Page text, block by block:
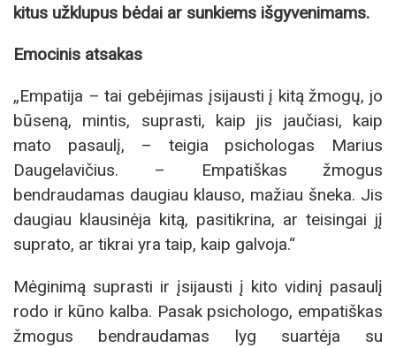
kitus užklupus bėdai ar sunkiems išgyvenimams.
Emocinis atsakas
„Empatija – tai gebėjimas įsijausti į kitą žmogų, jo
būseną, mintis, suprasti, kaip jis jaučiasi, kaip
mato pasaulį, – teigia psichologas Marius
Daugelavičius. – Empatiškas žmogus
bendraudamas daugiau klauso, mažiau šneka. Jis
daugiau klausinėja kitą, pasitikrina, ar teisingai jį
suprato, ar tikrai yra taip, kaip galvoja.“
Mėginimą suprasti ir įsijausti į kito vidinį pasaulį
rodo ir kūno kalba. Pasak psichologo, empatiškas
žmogus bendraudamas lyg suartėja su